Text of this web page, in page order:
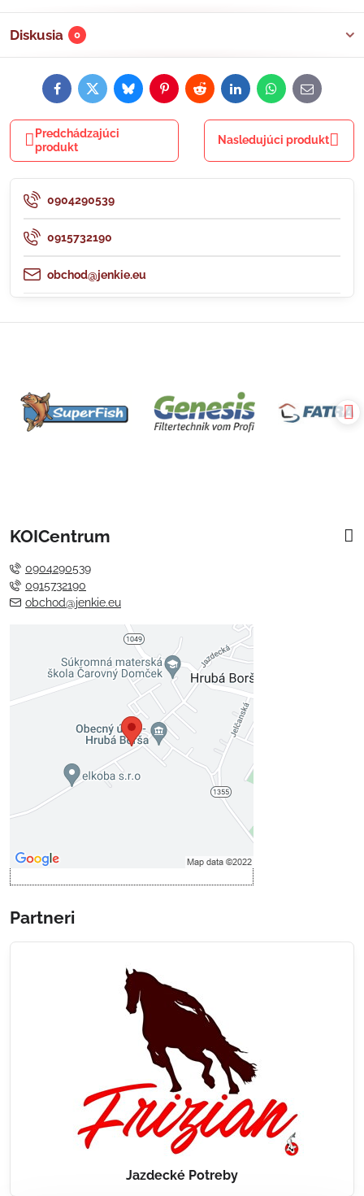
Diskusia 0
FacebookTwitterBlueskyPinterestRedditLinkedInWhatsApp
E-
mail
Predchádzajúci
produkt
Nasledujúci produkt
0904290539
0915732190
obchod@jenkie.eu
KOICentrum
0904290539
0915732190
obchod@jenkie.eu
Externý obsah je blokovaný
Voľbami súkromia
Prajete si načítať externý obsah?
Povoliť tentokrát
Povoliť a zapamätať - súhlas s
Partneri
Jazdecké Potreby